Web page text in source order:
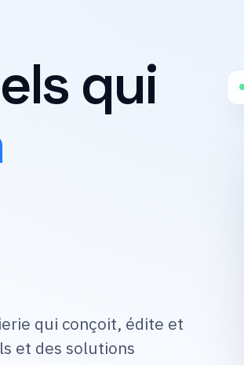
qui
qui conçoit, édite et
et des solutions